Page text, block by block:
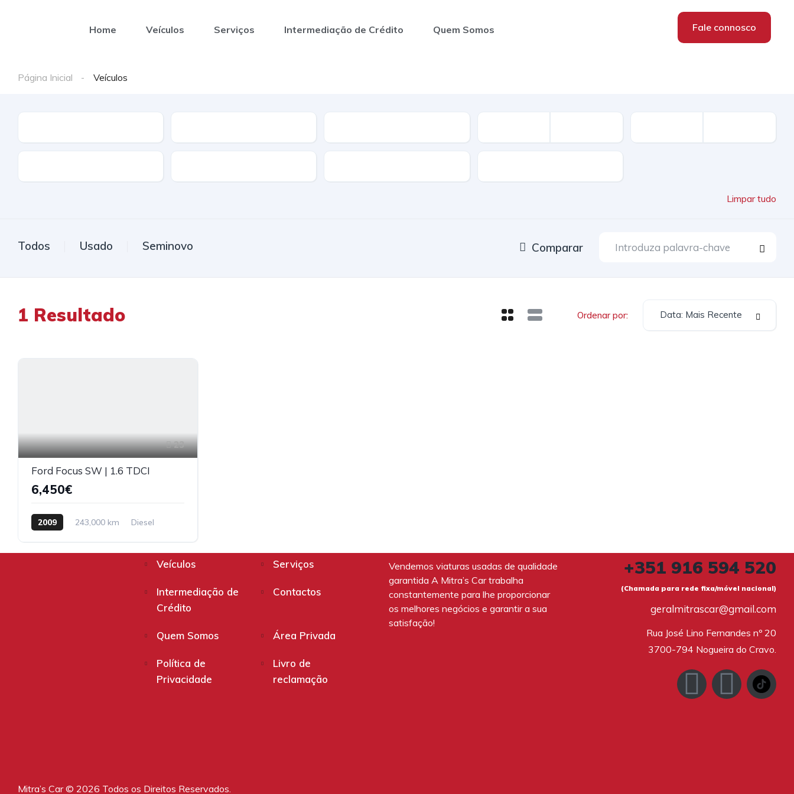
Home Veículos Serviços Intermediação de Crédito Quem Somos Fale connosco
Página Inicial Veículos
Limpar tudo
Todos Usado Seminovo Comparar
1 Resultado Ordenar por: Data: Mais Recente
23
Ford Focus SW | 1.6 TDCI
6,450€
2009 243,000 km Diesel
Veículos Serviços
Intermediação de
Crédito
Contactos
Quem Somos Área Privada
Política de
Privacidade
Livro de
reclamação
Vendemos viaturas usadas de qualidade
garantida A Mitra’s Car trabalha
constantemente para lhe proporcionar
os melhores negócios e garantir a sua
satisfação!
+351 916 594 520
(Chamada para rede fixa/móvel nacional)
geralmitrascar@gmail.com
Rua José Lino Fernandes nº 20
3700-794 Nogueira do Cravo.
Mitra’s Car © 2026 Todos os Direitos Reservados.